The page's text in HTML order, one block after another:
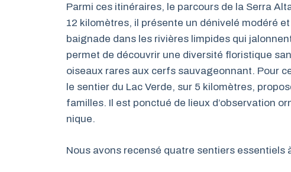
Parmi ces itinéraires, le parcours de la Serra
12 kilomètres, il présente un dénivelé modéré
baignade dans les rivières limpides qui
permet de découvrir une diversité floristique
oiseaux rares aux cerfs sauvageonnant. Pour
le sentier du Lac Verde, sur 5 kilomètres,
familles. Il est ponctué de lieux d’observation
nique.
Nous avons recensé quatre sentiers essentiels